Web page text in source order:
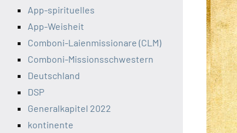
App-spirituelles
App-Weisheit
Comboni-Laienmissionare (CLM)
Comboni-Missionsschwestern
Deutschland
DSP
Generalkapitel 2022
kontinente